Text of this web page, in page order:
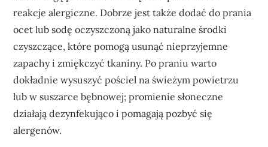
reakcje alergiczne. Dobrze jest także dodać do prania
ocet lub sodę oczyszczoną jako naturalne środki
czyszczące, które pomogą usunąć nieprzyjemne
zapachy i zmiękczyć tkaniny. Po praniu warto
dokładnie wysuszyć pościel na świeżym powietrzu
lub w suszarce bębnowej; promienie słoneczne
działają dezynfekująco i pomagają pozbyć się
alergenów.